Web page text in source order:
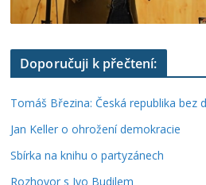
Doporučuji k přečtení:
Tomáš Březina: Česká republika bez
Jan Keller o ohrožení demokracie
Sbírka na knihu o partyzánech
Rozhovor s Ivo Budilem